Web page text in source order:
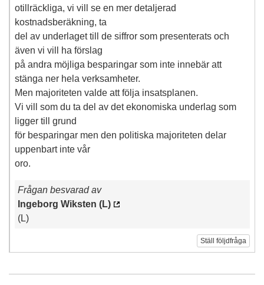
otillräckliga, vi vill se en mer detaljerad
kostnadsberäkning, ta
del av underlaget till de siffror som presenterats och
även vi vill ha förslag
på andra möjliga besparingar som inte innebär att
stänga ner hela verksamheter.
Men majoriteten valde att följa insatsplanen.
Vi vill som du ta del av det ekonomiska underlag som
ligger till grund
för besparingar men den politiska majoriteten delar
uppenbart inte vår
oro.
Frågan besvarad av
Ingeborg Wiksten (L)
(L)
Ställ följdfråga